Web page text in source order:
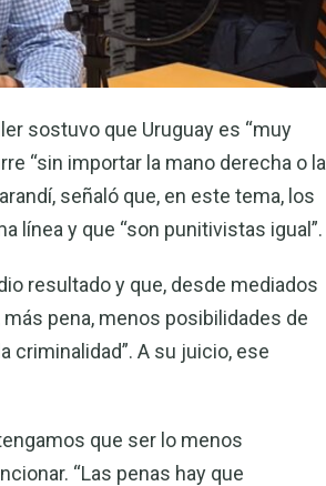
sostuvo que Uruguay es “muy
“sin importar la mano derecha o la
señaló que, en este tema, los
línea y que “son punitivistas igual”.
resultado y que, desde mediados
pena, menos posibilidades de
criminalidad”. A su juicio, ese
que ser lo menos
“Las penas hay que